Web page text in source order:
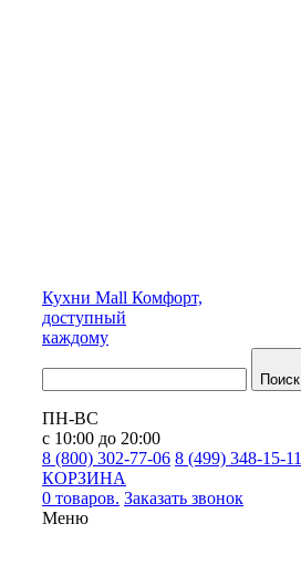
Кухни Mall Комфорт,
доступный
каждому
Поиск
ПН-ВС
с 10:00 до 20:00
8 (800) 302-77-06 8 (499) 348-15-11
КОРЗИНА
0 товаров. Заказать звонок
Меню